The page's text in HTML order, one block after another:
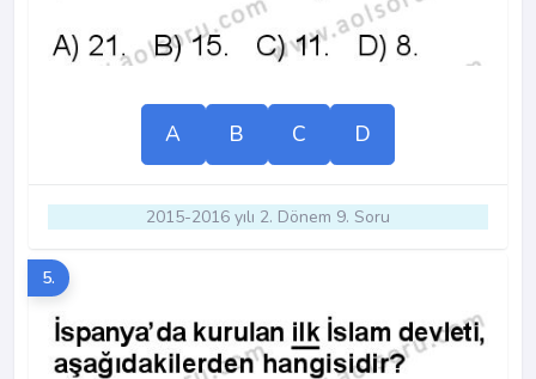
A B C D
2015-2016 yılı 2. Dönem 9. Soru
5.